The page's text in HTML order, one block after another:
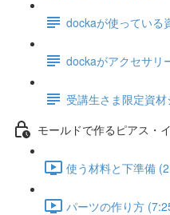
dockaが使っている
dockaがアクセサリ
受講生さま限定資
モールドで作るピアス・
使う材料と下準備
パーツの作り方